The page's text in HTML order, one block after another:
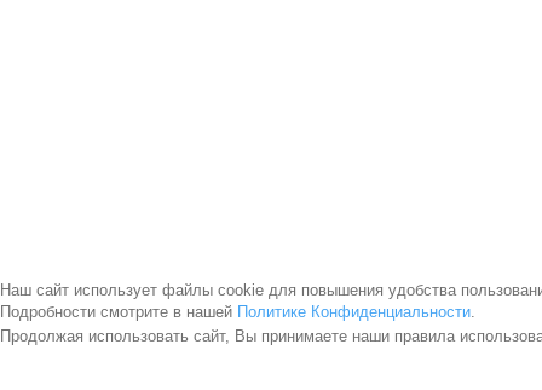
Наш сайт использует файлы cookie для повышения удобства
Подробности смотрите в нашей Политике Конфиденциальности.
Продолжая использовать сайт, Вы принимаете наши правила